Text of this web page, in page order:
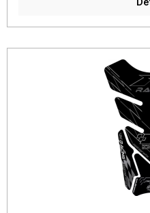
der präzisen Passform lässt
Luftblasen oder Vergilbung. Motografix produziert seit 1997
hochwertige Tankpads,
100 % in England. Echtheit
beiliegenden ausführlichen
Sie auf geprüfte Qualität –
Langlebiges Strong
Temperaturbeständigkeit von -50
Schicht für maximalen
Einfache Montage ohne
im sportlichen Race-Look Hergestellt zu 100 % in England
TT021WJ Montageanleitung